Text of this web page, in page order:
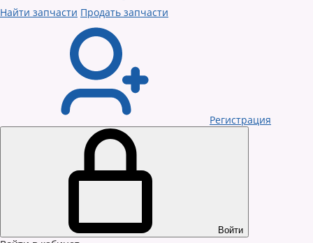
Найти запчасти Продать запчасти
Регистрация
Войти